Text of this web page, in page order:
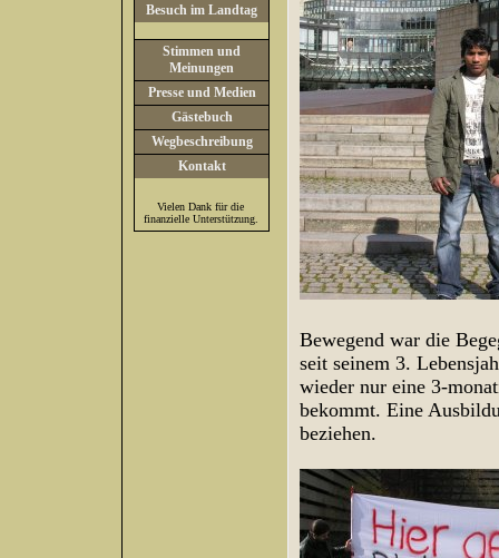
Besuch im Landtag
Stimmen und
Meinungen
Presse und Medien
Gästebuch
Wegbeschreibung
Kontakt
Vielen Dank für die
finanzielle Unterstützung.
Bewegend war die
seit seinem 3.
wieder nur eine 3-
bekommt. Eine
beziehen.